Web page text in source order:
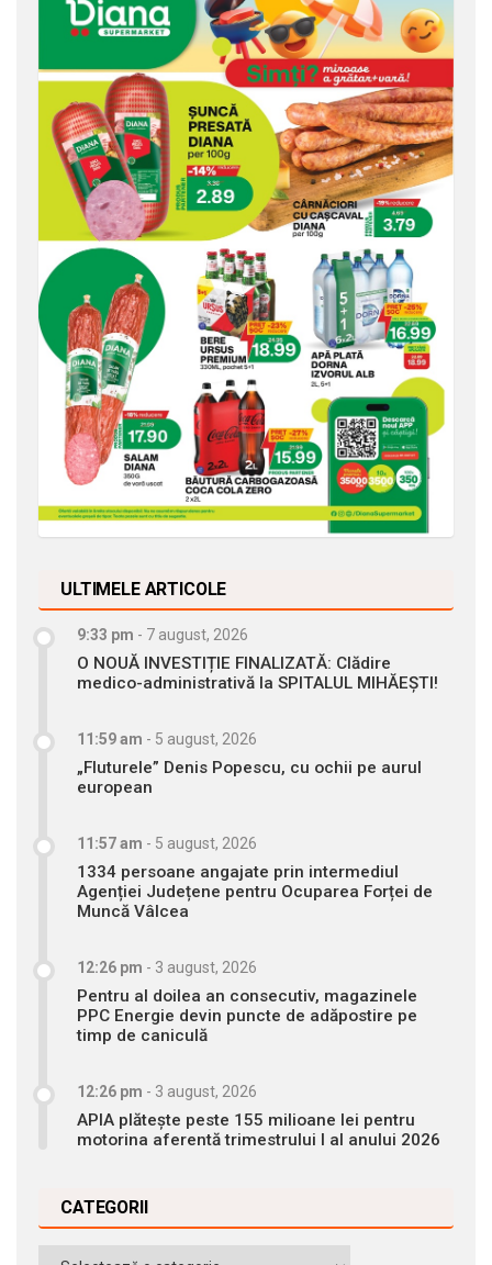
ULTIMELE ARTICOLE
9:33 pm - 7 august, 2026
O NOUĂ INVESTIȚIE FINALIZATĂ: Clădire
medico-administrativă la SPITALUL MIHĂEȘTI!
11:59 am - 5 august, 2026
„Fluturele” Denis Popescu, cu ochii pe aurul
european
11:57 am - 5 august, 2026
1334 persoane angajate prin intermediul
Agenției Județene pentru Ocuparea Forței de
Muncă Vâlcea
12:26 pm - 3 august, 2026
Pentru al doilea an consecutiv, magazinele
PPC Energie devin puncte de adăpostire pe
timp de caniculă
12:26 pm - 3 august, 2026
APIA plătește peste 155 milioane lei pentru
motorina aferentă trimestrului I al anului 2026
CATEGORII
Categorii